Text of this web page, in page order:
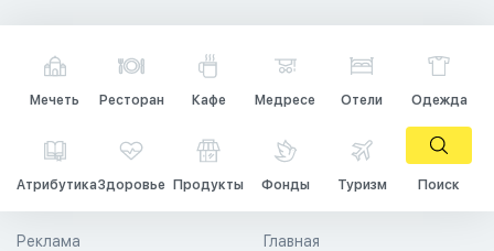
Мечеть Ресторан Кафе Медресе Отели Одежда
АтрибутикаЗдоровье Продукты Фонды Туризм Поиск
Главная
Реклама